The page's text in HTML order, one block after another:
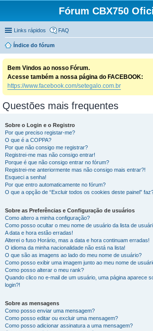
Fórum CBX750
Links rápidos FAQ
Índice do fórum
Bem Vindos ao nosso Fórum.
Acesse também a nossa página do FACEBOOK:
https://www.facebook.com/setegalo.com.br
Questões mais frequentes
Sobre o Login e o Registro
Por que preciso registar-me?
O que é a COPPA?
Por que não consigo me registrar?
Registrei-me mas não consigo entrar!
Porque é que não consigo entrar no fórum?
Registrei-me anteriormente mas não consigo mais entrar?!
Esqueci a senha!
Por que entro automaticamente no fórum?
O que a opção de “Excluir todos os cookies deste painel”
Sobre as Preferências e Configuração de usuários
Como altero a minha configuração?
Como posso ocultar o meu nome de usuário da lista de
A data e hora estão erradas!
Alterei o fuso Horário, mas a data e hora continuam erradas!
O idioma da minha nacionalidade não está na lista!
O que são as imagens ao lado do meu nome de usuário?
Como posso exibir uma imagem junto ao meu nome de
Como posso alterar o meu rank?
Quando clico no e-mail de um usuário, uma página aparece
login?!
Sobre as mensagens
Como posso enviar uma mensagem?
Como posso editar ou excluir uma mensagem?
Como posso adicionar assinatura a uma mensagem?